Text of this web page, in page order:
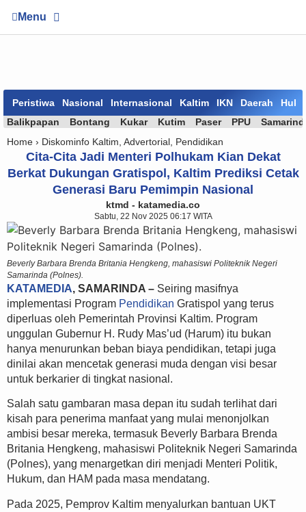
Menu
Peristiwa Nasional Internasional Kaltim IKN Daerah
Balikpapan
Bontang Kukar Kutim Paser PPU
Home › Diskominfo Kaltim Advertorial Pendidikan
Cita-Cita Jadi Menteri Polhukam Kian Dekat
Berkat Dukungan Gratispol, Kaltim Prediksi Cetak
Generasi Baru Pemimpin Nasional
ktmd - katamedia.co
Sabtu, 22 Nov 2025 06:17 WITA
Beverly Barbara Brenda Britania Hengkeng, mahasiswi Politeknik Negeri
Samarinda (Polnes).
KATAMEDIA, SAMARINDA – Seiring masifnya
implementasi Program Pendidikan Gratispol yang terus
diperluas oleh Pemerintah Provinsi Kaltim. Program
unggulan Gubernur H. Rudy Mas’ud (Harum) itu bukan
hanya menurunkan beban biaya pendidikan, tetapi juga
dinilai akan mencetak generasi muda dengan visi besar
untuk berkarier di tingkat nasional.
Salah satu gambaran masa depan itu sudah terlihat dari
kisah para penerima manfaat yang mulai menonjolkan
ambisi besar mereka, termasuk Beverly Barbara Brenda
Britania Hengkeng, mahasiswi Politeknik Negeri Samarinda
(Polnes), yang menargetkan diri menjadi Menteri Politik,
Hukum, dan HAM pada masa mendatang.
Pada 2025, Pemprov Kaltim menyalurkan bantuan UKT